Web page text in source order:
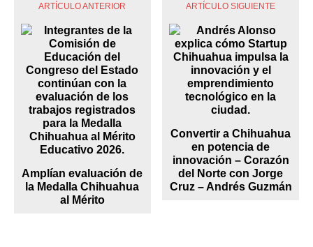
ARTÍCULO ANTERIOR
Amplían evaluación de
la Medalla Chihuahua
al Mérito
ARTÍCULO SIGUIENTE
Convertir a Chihuahua
en potencia de
innovación – Corazón
del Norte con Jorge
Cruz – Andrés Guzmán